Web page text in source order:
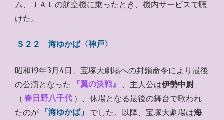
ム、ＪＡＬの航空機に乗ったとき、機内サービスで聴
けた。
Ｓ２２ 海ゆかば〈神戸〉
昭和19年3月4日、宝塚大劇場への封鎖命令により最後
の公演となった
『翼の決戦』 、主人公は伊勢中尉
（ 春日野八千代 ）、休場となる最後の舞台で歌われ
たのが 「海ゆかば」 でした。以降、宝塚大劇場は海